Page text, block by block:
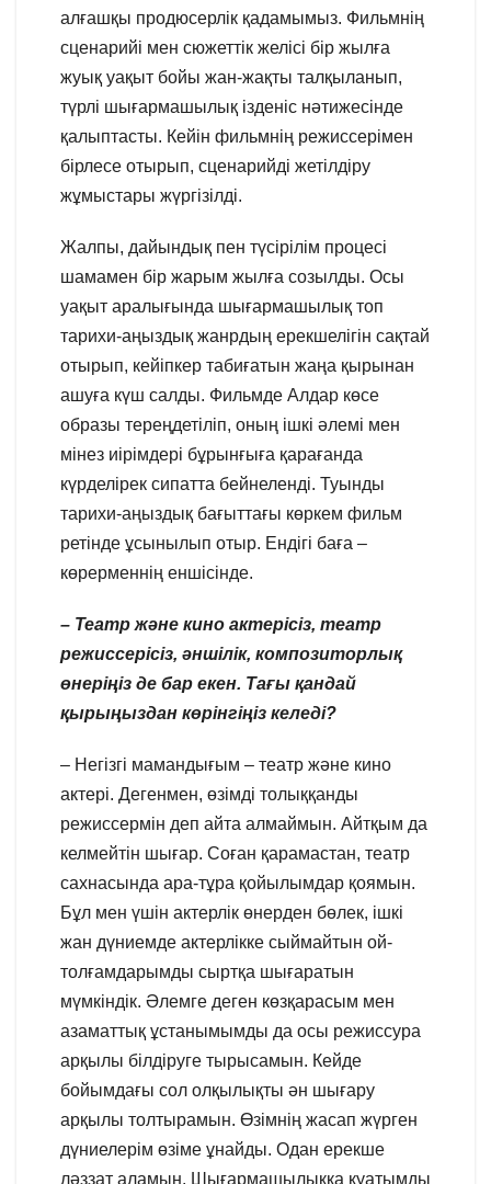
алғашқы продюсерлік қадамымыз. Фильмнің
сценарийі мен сюжеттік желісі бір жылға
жуық уақыт бойы жан-жақты талқыланып,
түрлі шығармашылық ізденіс нәтижесінде
қалыптасты. Кейін фильмнің режиссерімен
бірлесе отырып, сценарийді жетілдіру
жұмыстары жүргізілді.
Жалпы, дайындық пен түсірілім процесі
шамамен бір жарым жылға созылды. Осы
уақыт аралығында шығармашылық топ
тарихи-аңыздық жанрдың ерекшелігін сақтай
отырып, кейіпкер табиғатын жаңа қырынан
ашуға күш салды. Фильмде Алдар көсе
образы тереңдетіліп, оның ішкі әлемі мен
мінез иірімдері бұрынғыға қарағанда
күрделірек сипатта бейнеленді. Туынды
тарихи-аңыздық бағыттағы көркем фильм
ретінде ұсынылып отыр. Ендігі баға –
көрерменнің еншісінде.
– Театр және кино актерісіз, театр
режиссерісіз, әншілік, композиторлық
өнеріңіз де бар екен. Тағы қандай
қырыңыздан көрінгіңіз келеді?
– Негізгі мамандығым – театр және кино
актері. Дегенмен, өзімді толыққанды
режиссермін деп айта алмаймын. Айтқым да
келмейтін шығар. Соған қарамастан, театр
сахнасында ара-тұра қойылымдар қоямын.
Бұл мен үшін актерлік өнерден бөлек, ішкі
жан дүниемде актерлікке сыймайтын ой-
толғамдарымды сыртқа шығаратын
мүмкіндік. Әлемге деген көзқарасым мен
азаматтық ұстанымымды да осы режиссура
арқылы білдіруге тырысамын. Кейде
бойымдағы сол олқылықты ән шығару
арқылы толтырамын. Өзімнің жасап жүрген
дүниелерім өзіме ұнайды. Одан ерекше
ләззат аламын. Шығармашылыққа қуатымды